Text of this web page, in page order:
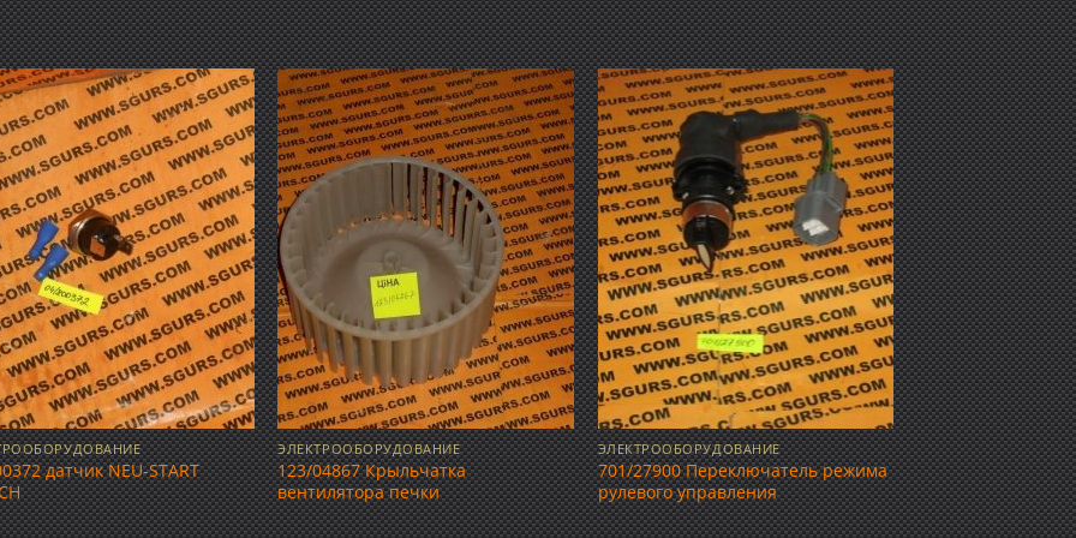
Добавить
в список
желаний
датчик NEU-START
Добавить
в список
желаний
ЭЛЕКТРООБОРУДОВАНИЕ
123/04867 Крыльчатка
вентилятора печки
Добавить
в список
желаний
ЭЛЕКТРООБОРУДОВАНИЕ
701/27900 Переключатель режима
рулевого управления